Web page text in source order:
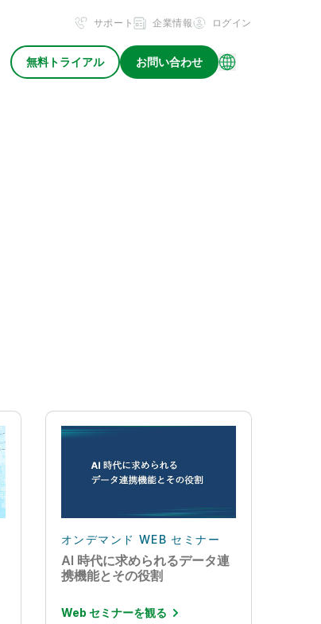
サポート 企業情報 ログイン
無料トライアル お問い合わせ
オンデマンド WEB セミナー
AI 時代に求められるデータ連
携機能とその役割
Web セミナーを観る